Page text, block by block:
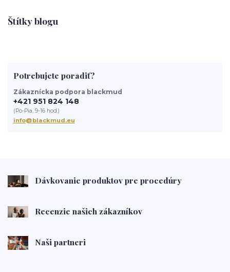
Štítky blogu
Potrebujete poradiť?
Zákaznícka podpora blackmud
+421 951 824 148
(Po-Pia, 9-16 hod.)
info@blackmud.eu
Dávkovanie produktov pre procedúry
Recenzie našich zákazníkov
Naši partneri